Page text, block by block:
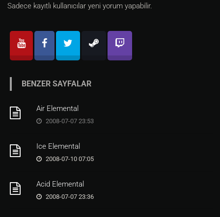
Sadece kayıtlı kullanıcılar yeni yorum yapabilir.
BENZER SAYFALAR
Air Elemental
2008-07-07 23:53
Ice Elemental
2008-07-10 07:05
Acid Elemental
2008-07-07 23:36